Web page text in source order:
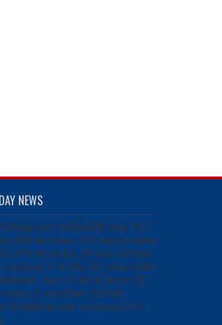
NEWS
บสัญญาณดาวเทียมได้ที่ กล่อง PSI
ง IPM หมายเลข 115 กล่อง Sunbox
ง DTV หมายเลข 79 กล่อง Infosat/
หมายเลข 114 หรือ 167 กล่อง GMM
: ช่อง 13 สยามไทย สถานี
วช่อง 13 สยามไทย เว็บไซต์ :
ชมสดออนไลน์ :